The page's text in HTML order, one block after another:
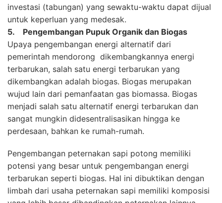
investasi (tabungan) yang sewaktu-waktu dapat dijual
untuk keperluan yang medesak.
5. Pengembangan Pupuk Organik dan Biogas
Upaya pengembangan energi alternatif dari
pemerintah mendorong dikembangkannya energi
terbarukan, salah satu energi terbarukan yang
dikembangkan adalah biogas. Biogas merupakan
wujud lain dari pemanfaatan gas biomassa. Biogas
menjadi salah satu alternatif energi terbarukan dan
sangat mungkin didesentralisasikan hingga ke
perdesaan, bahkan ke rumah-rumah.
Pengembangan peternakan sapi potong memiliki
potensi yang besar untuk pengembangan energi
terbarukan seperti biogas. Hal ini dibuktikan dengan
limbah dari usaha peternakan sapi memiliki komposisi